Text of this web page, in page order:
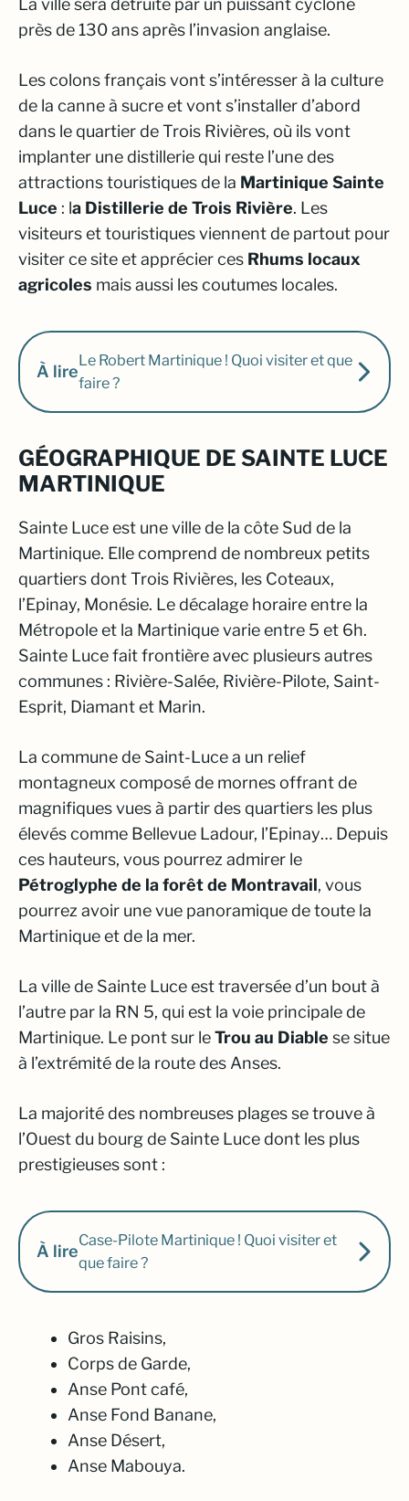
La ville sera détruite par un puissant cyclone
près de 130 ans après l’invasion anglaise.
Les colons français vont s’intéresser à la culture
de la canne à sucre et vont s’installer d’abord
dans le quartier de Trois Rivières, où ils vont
implanter une distillerie qui reste l’une des
attractions touristiques de la Martinique Sainte
Luce : la Distillerie de Trois Rivière. Les
visiteurs et touristiques viennent de partout pour
visiter ce site et apprécier ces Rhums locaux
agricoles mais aussi les coutumes locales.
À lire
Le Robert Martinique ! Quoi visiter et que
faire ?
GÉOGRAPHIQUE DE SAINTE LUCE
MARTINIQUE
Sainte Luce est une ville de la côte Sud de la
Martinique. Elle comprend de nombreux petits
quartiers dont Trois Rivières, les Coteaux,
l’Epinay, Monésie. Le décalage horaire entre la
Métropole et la Martinique varie entre 5 et 6h.
Sainte Luce fait frontière avec plusieurs autres
communes : Rivière-Salée, Rivière-Pilote, Saint-
Esprit, Diamant et Marin.
La commune de Saint-Luce a un relief
montagneux composé de mornes offrant de
magnifiques vues à partir des quartiers les plus
élevés comme Bellevue Ladour, l’Epinay… Depuis
ces hauteurs, vous pourrez admirer le
Pétroglyphe de la forêt de Montravail, vous
pourrez avoir une vue panoramique de toute la
Martinique et de la mer.
La ville de Sainte Luce est traversée d’un bout à
l’autre par la RN 5, qui est la voie principale de
Martinique. Le pont sur leTrou au Diable se situe
à l’extrémité de la route des Anses.
La majorité des nombreuses plages se trouve à
l’Ouest du bourg de Sainte Luce dont les plus
prestigieuses sont :
À lire
Case-Pilote Martinique ! Quoi visiter et
que faire ?
Gros Raisins,
Corps de Garde,
Anse Pont café,
Anse Fond Banane,
Anse Désert,
Anse Mabouya.